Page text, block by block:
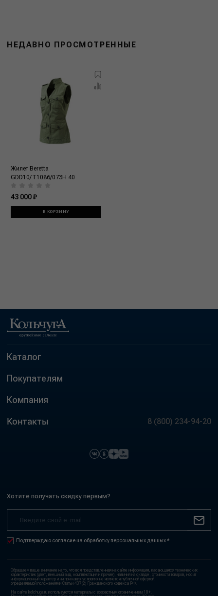
НЕДАВНО ПРОСМОТРЕННЫЕ
Жилет Beretta
GDD10/T1086/073H 40
43 000 ₽
В КОРЗИНУ
Каталог
Покупателям
Компания
Контакты 8 (800) 234-94-20
Хотите получать скидку первым?
Подтверждаю согласие на обработку персональных данных *
Обращаем ваше внимание на то, что вся представленная на сайте информация, касающаяся технических
характеристик (цвет, внешний вид, комплектация и прочие), наличия на складе, стоимости товаров, носит
информационный характер и ни при каких условиях не является публичной офертой,
определяемой положениями Статьи 437(2) Гражданского кодекса РФ.
На сайте kolchuga.ru используются материалы с возрастным ограничением 18+.